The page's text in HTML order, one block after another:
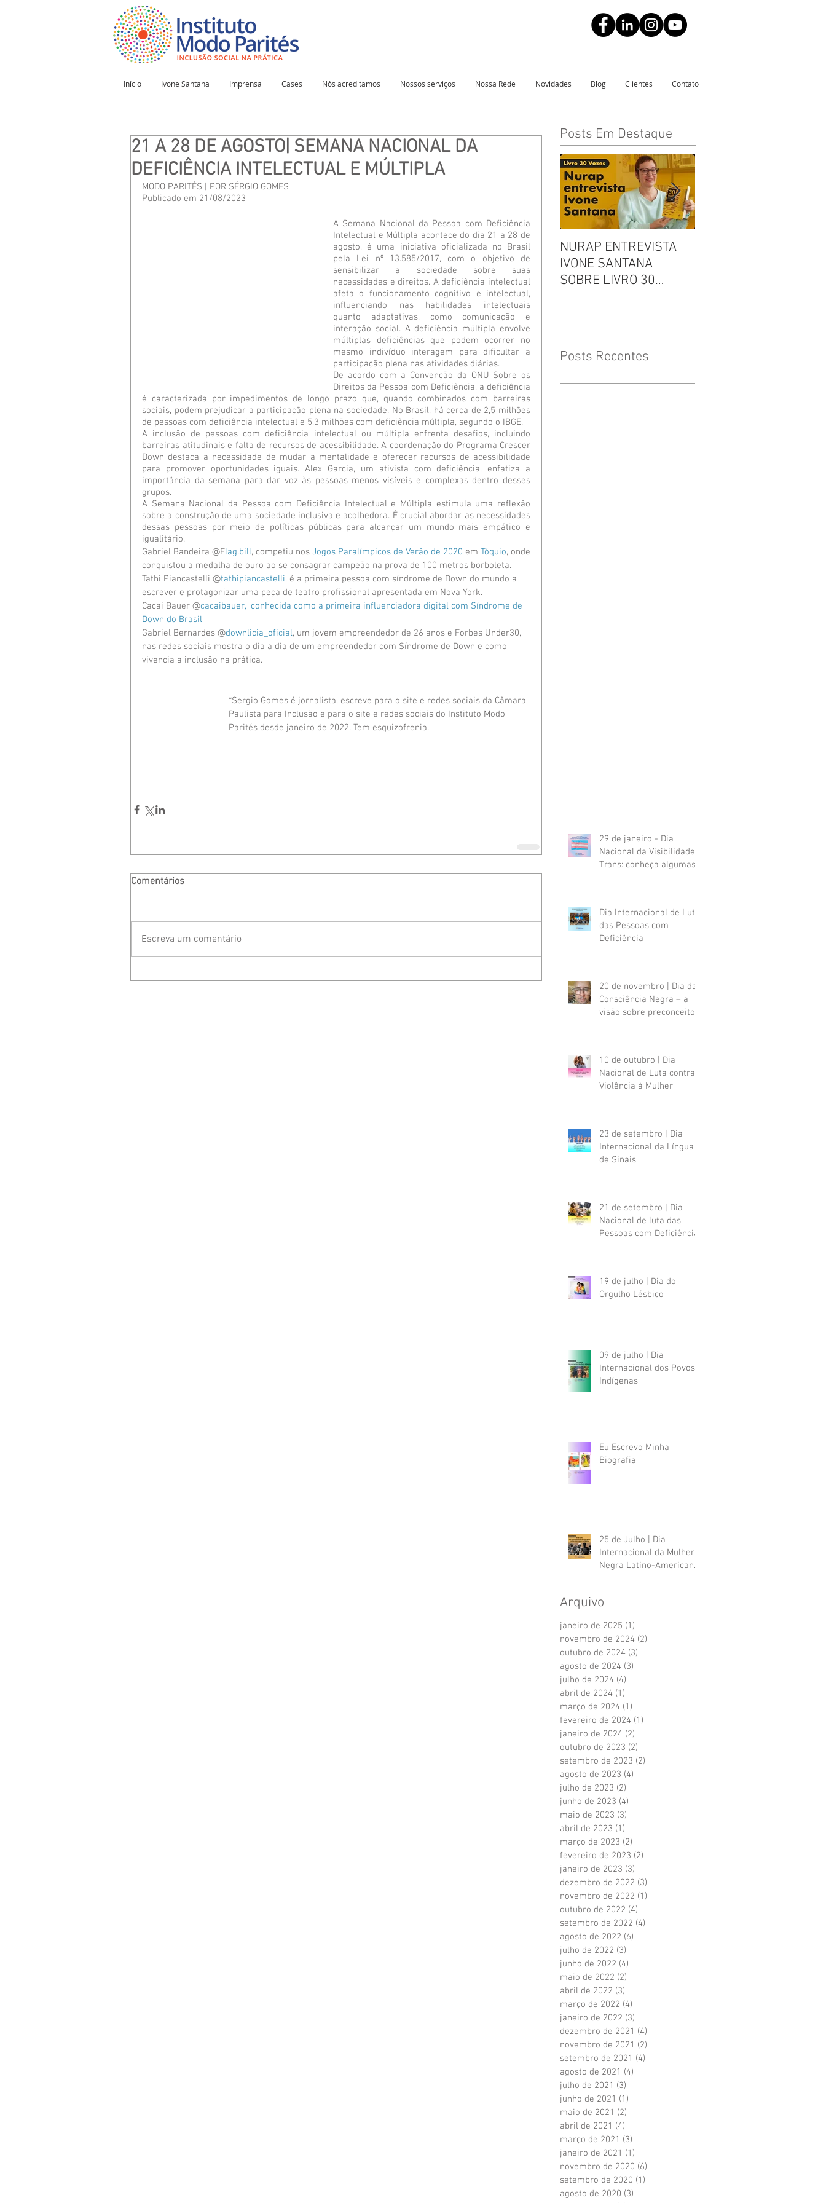
Início Ivone Santana Imprensa Cases Nós acreditamos Nossos serviços Nossa Rede Novidades Blog Clientes Contato
21 A 28 DE AGOSTO| SEMANA NACIONAL DA
DEFICIÊNCIA INTELECTUAL E MÚLTIPLA
MODO PARITÉS | POR SÉRGIO GOMES
Publicado em 21/08/2023
A Semana Nacional da Pessoa com Deficiência
Intelectual e Múltipla acontece do dia 21 a 28 de
agosto, é uma iniciativa oficializada no Brasil
pela Lei nº 13.585/2017, com o objetivo de
sensibilizar a sociedade sobre suas
necessidades e direitos. A deficiência intelectual
afeta o funcionamento cognitivo e intelectual,
influenciando nas habilidades intelectuais
quanto adaptativas, como comunicação e
interação social. A deficiência múltipla envolve
múltiplas deficiências que podem ocorrer no
mesmo indivíduo interagem para dificultar a
participação plena nas atividades diárias.
De acordo com a Convenção da ONU Sobre os
Direitos da Pessoa com Deficiência, a deficiência
é caracterizada por impedimentos de longo prazo que, quando combinados com barreiras
sociais, podem prejudicar a participação plena na sociedade. No Brasil, há cerca de 2,5 milhões
de pessoas com deficiência intelectual e 5,3 milhões com deficiência múltipla, segundo o IBGE.
A inclusão de pessoas com deficiência intelectual ou múltipla enfrenta desafios, incluindo
barreiras atitudinais e falta de recursos de acessibilidade. A coordenação do Programa Crescer
Down destaca a necessidade de mudar a mentalidade e oferecer recursos de acessibilidade
para promover oportunidades iguais. Alex Garcia, um ativista com deficiência, enfatiza a
importância da semana para dar voz às pessoas menos visíveis e complexas dentro desses
grupos.
A Semana Nacional da Pessoa com Deficiência Intelectual e Múltipla estimula uma reflexão
sobre a construção de uma sociedade inclusiva e acolhedora. É crucial abordar as necessidades
dessas pessoas por meio de políticas públicas para alcançar um mundo mais empático e
igualitário.
Gabriel Bandeira @Flag.bill, competiu nos Jogos Paralímpicos de Verão de 2020 em Tóquio, onde
conquistou a medalha de ouro ao se consagrar campeão na prova de 100 metros borboleta.
Tathi Piancastelli @tathipiancastelli, é a primeira pessoa com síndrome de Down do mundo a
escrever e protagonizar uma peça de teatro profissional apresentada em Nova York.
Cacai Bauer @cacaibauer,  conhecida como a primeira influenciadora digital com Síndrome de
Down do Brasil
Gabriel Bernardes @downlicia_oficial, um jovem empreendedor de 26 anos e Forbes Under30,
nas redes sociais mostra o dia a dia de um empreendedor com Síndrome de Down e como
vivencia a inclusão na prática.
*Sergio Gomes é jornalista, escreve para o site e redes sociais da Câmara
Paulista para Inclusão e para o site e redes sociais do Instituto Modo
Parités desde janeiro de 2022. Tem esquizofrenia.
Comentários
Escreva um comentário
Posts Em Destaque
NURAP ENTREVISTA
IVONE SANTANA
SOBRE LIVRO 30
Posts Recentes
29 de janeiro - Dia
Nacional da Visibilidade
Trans: conheça algumas
Dia Internacional de Luta
das Pessoas com
Deficiência
20 de novembro | Dia da
Consciência Negra – a
visão sobre preconceitos
10 de outubro | Dia
Nacional de Luta contra a
Violência à Mulher
23 de setembro | Dia
Internacional da Língua
de Sinais
21 de setembro | Dia
Nacional de luta das
Pessoas com Deficiência
19 de julho | Dia do
Orgulho Lésbico
09 de julho | Dia
Internacional dos Povos
Indígenas
Eu Escrevo Minha
Biografia
25 de Julho | Dia
Internacional da Mulher
Negra Latino-Americana
Arquivo
janeiro de 2025 (1)
novembro de 2024 (2)
outubro de 2024 (3)
agosto de 2024 (3)
julho de 2024 (4)
abril de 2024 (1)
março de 2024 (1)
fevereiro de 2024 (1)
janeiro de 2024 (2)
outubro de 2023 (2)
setembro de 2023 (2)
agosto de 2023 (4)
julho de 2023 (2)
junho de 2023 (4)
maio de 2023 (3)
abril de 2023 (1)
março de 2023 (2)
fevereiro de 2023 (2)
janeiro de 2023 (3)
dezembro de 2022 (3)
novembro de 2022 (1)
outubro de 2022 (4)
setembro de 2022 (4)
agosto de 2022 (6)
julho de 2022 (3)
junho de 2022 (4)
maio de 2022 (2)
abril de 2022 (3)
março de 2022 (4)
janeiro de 2022 (3)
dezembro de 2021 (4)
novembro de 2021 (2)
setembro de 2021 (4)
agosto de 2021 (4)
julho de 2021 (3)
junho de 2021 (1)
maio de 2021 (2)
abril de 2021 (4)
março de 2021 (3)
janeiro de 2021 (1)
novembro de 2020 (6)
setembro de 2020 (1)
agosto de 2020 (3)